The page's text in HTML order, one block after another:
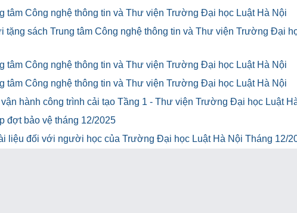
tâm Công nghệ thông tin và Thư viện Trường Đại học Luật Hà Nội
sách Trung tâm Công nghệ thông tin và Thư viện Trường Đại
tâm Công nghệ thông tin và Thư viện Trường Đại học Luật Hà Nội
tâm Công nghệ thông tin và Thư viện Trường Đại học Luật Hà Nội
hành công trình cải tạo Tầng 1 - Thư viện Trường Đại học Luật
đợt bảo vệ tháng 12/2025
liệu đối với người học của Trường Đại học Luật Hà Nội Tháng 12/